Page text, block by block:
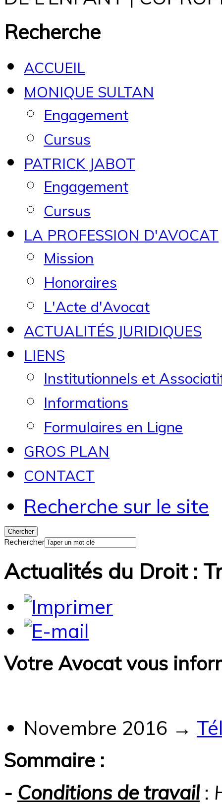
Recherche
ACCUEIL
MONIQUE SULTAN
Engagement
Cursus
PATRICK JABOT
Engagement
Cursus
LA PROFESSION D'AVOCAT
Mission
Honoraires
L'Acte d'Avocat
ACTUALITÉS JURIDIQUES
LIENS
Institutionnels et
Informations
Formulaires en Ligne
GROS PLAN
CONTACT
Recherche sur le site
Rechercher
Actualités du Droit :
Votre Avocat vous
Novembre 2016 →
Sommaire :
- Conditions de travail: